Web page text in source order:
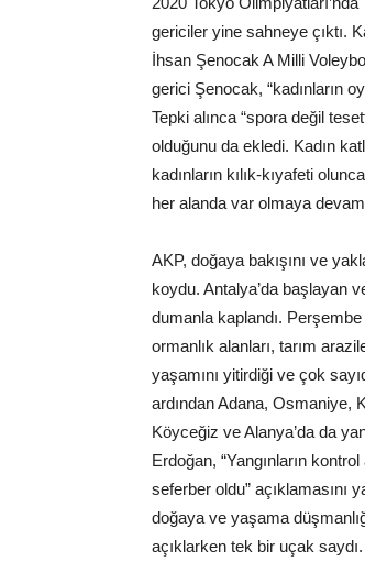
gericiler yine sahneye çıktı.
İhsan Şenocak A Milli
gerici Şenocak, “kadınların
Tepki alınca “spora değil
olduğunu da ekledi. Kadın
kadınların kılık-kıyafeti
her alanda var olmaya
AKP, doğaya bakışını ve
koydu. Antalya’da başlayan
dumanla kaplandı.
ormanlık alanları, tarım
yaşamını yitirdiği ve çok
ardından Adana, Osmaniye,
Köyceğiz ve Alanya’da da
Erdoğan, “Yangınların
seferber oldu” açıklamasını
doğaya ve yaşama
açıklarken tek bir uçak